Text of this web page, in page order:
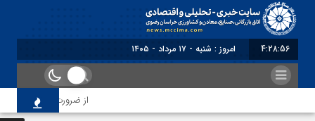
4:28:57 امروز : شنبه - ۱۷ مرداد - ۱۴۰۵
از ضرورت اصلاح